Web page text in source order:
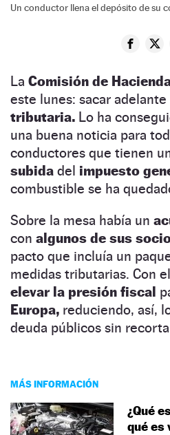
Un conductor llena el depósito de su
La Comisión de
este lunes: sacar adelante
tributaria. Lo ha
una buena noticia para
conductores que tienen
subida del impuesto
combustible se ha
Sobre la mesa había un
con algunos de sus
pacto que incluía un
medidas tributarias. Con
elevar la presión fiscal
Europa, reduciendo, así,
deuda públicos sin
MÁS INFORMACIÓN
¿Qué
qué es